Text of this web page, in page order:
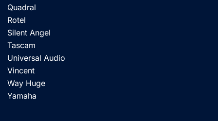
Quadral
Rotel
Silent Angel
Tascam
Universal Audio
Vincent
Way Huge
Yamaha